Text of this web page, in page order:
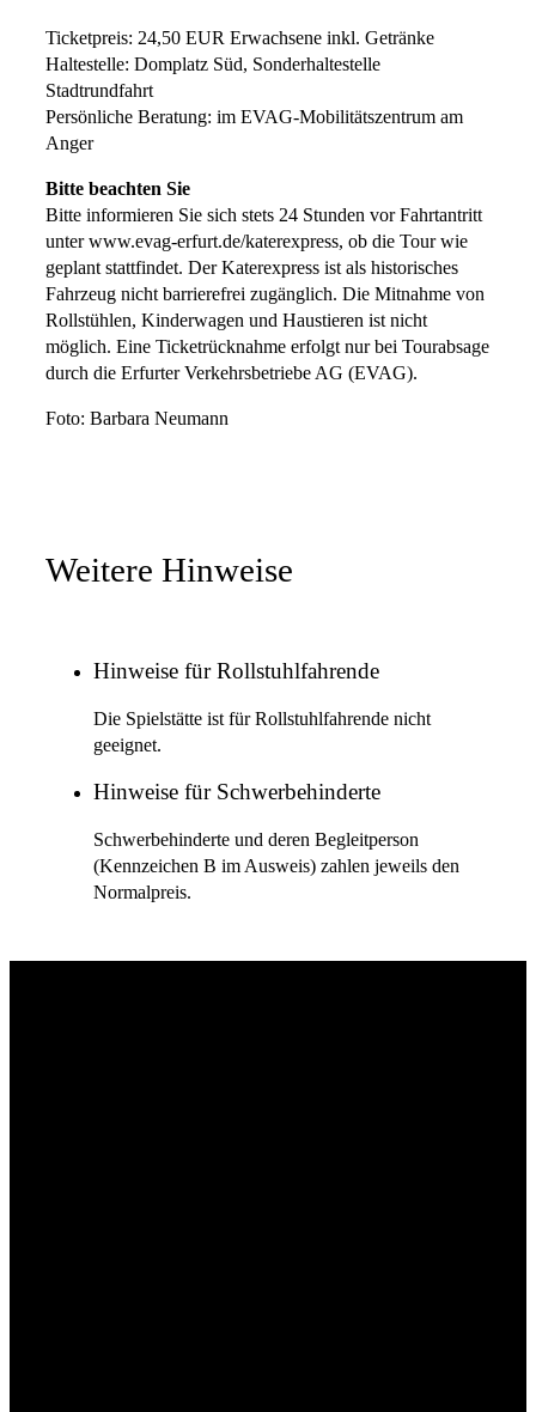
Ticketpreis: 24,50 EUR Erwachsene inkl. Getränke
Haltestelle: Domplatz Süd, Sonderhaltestelle
Stadtrundfahrt
Persönliche Beratung: im EVAG-Mobilitätszentrum am
Anger
Bitte beachten Sie
Bitte informieren Sie sich stets 24 Stunden vor Fahrtantritt
unter www.evag-erfurt.de/katerexpress, ob die Tour wie
geplant stattfindet. Der Katerexpress ist als historisches
Fahrzeug nicht barrierefrei zugänglich. Die Mitnahme von
Rollstühlen, Kinderwagen und Haustieren ist nicht
möglich. Eine Ticketrücknahme erfolgt nur bei Tourabsage
durch die Erfurter Verkehrsbetriebe AG (EVAG).
Foto: Barbara Neumann
Weitere Hinweise
Hinweise für Rollstuhlfahrende
Die Spielstätte ist für Rollstuhlfahrende nicht
geeignet.
Hinweise für Schwerbehinderte
Schwerbehinderte und deren Begleitperson
(Kennzeichen B im Ausweis) zahlen jeweils den
Normalpreis.